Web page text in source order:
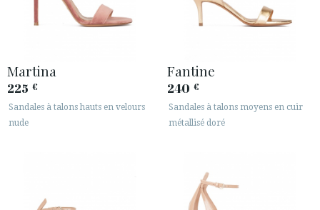
Martina
225 €
Sandales à talons hauts en velours
nude
Fantine
240 €
Sandales à talons moyens en cuir
métallisé doré